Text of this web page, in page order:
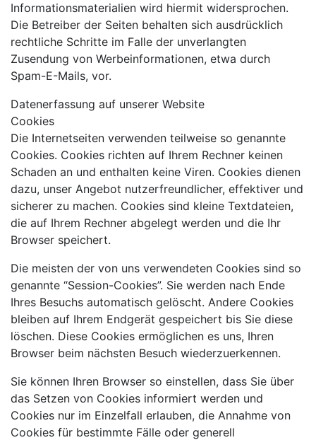
Informationsmaterialien wird hiermit widersprochen.
Die Betreiber der Seiten behalten sich ausdrücklich
rechtliche Schritte im Falle der unverlangten
Zusendung von Werbeinformationen, etwa durch
Spam-E-Mails, vor.
Datenerfassung auf unserer Website
Cookies
Die Internetseiten verwenden teilweise so genannte
Cookies. Cookies richten auf Ihrem Rechner keinen
Schaden an und enthalten keine Viren. Cookies dienen
dazu, unser Angebot nutzerfreundlicher, effektiver und
sicherer zu machen. Cookies sind kleine Textdateien,
die auf Ihrem Rechner abgelegt werden und die Ihr
Browser speichert.
Die meisten der von uns verwendeten Cookies sind so
genannte “Session-Cookies”. Sie werden nach Ende
Ihres Besuchs automatisch gelöscht. Andere Cookies
bleiben auf Ihrem Endgerät gespeichert bis Sie diese
löschen. Diese Cookies ermöglichen es uns, Ihren
Browser beim nächsten Besuch wiederzuerkennen.
Sie können Ihren Browser so einstellen, dass Sie über
das Setzen von Cookies informiert werden und
Cookies nur im Einzelfall erlauben, die Annahme von
Cookies für bestimmte Fälle oder generell